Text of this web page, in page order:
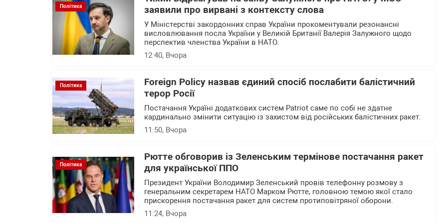
Політика
заявили про вирвані з контексту слова
У Міністерстві закордонних справ України прокоментували резонансні
висловлювання посла України у Великій Британії Валерія Залужного щодо
перспектив членства України в НАТО.
12:40, Вчора
Політика
Foreign Policy назвав єдиний спосіб послабити балістичний
терор Росії
Постачання Україні додаткових систем Patriot саме по собі не здатне
кардинально змінити ситуацію із захистом від російських балістичних ракет.
11:50, Вчора
Політика
Рютте обговорив із Зеленським термінове постачання ракет
для української ППО
Президент України Володимир Зеленський провів телефонну розмову з
генеральним секретарем НАТО Марком Рютте, головною темою якої стало
прискорення постачання ракет для систем протиповітряної оборони.
11:24, Вчора